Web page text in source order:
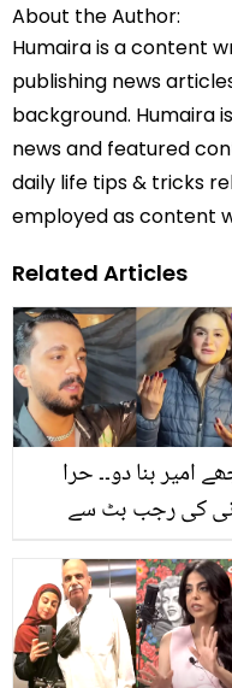
About the Author:
Humaira is a content
publishing news
background. Humaira
news and featured
daily life tips & tricks
employed as content
Related Articles
امیر بنا دو۔۔ حرا
کی رجب بٹ سے
دیکھ کر آگ بگولہ
ہوگئے؟ دیکھیں